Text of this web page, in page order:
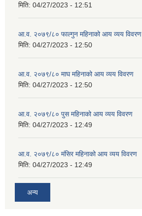
मिति: 04/27/2023 - 12:51
आ.व. २०७९/८० फाल्गुन महिनाको आय व्यय विवरण
मिति: 04/27/2023 - 12:50
आ.व. २०७९/८० माघ महिनाको आय व्यय विवरण
मिति: 04/27/2023 - 12:50
आ.व. २०७९/८० पुस महिनाको आय व्यय विवरण
मिति: 04/27/2023 - 12:49
आ.व. २०७९/८० मंसिर महिनाको आय व्यय विवरण
मिति: 04/27/2023 - 12:49
अन्य